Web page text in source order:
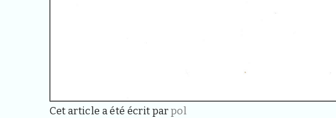
Cet article a été écrit parpol